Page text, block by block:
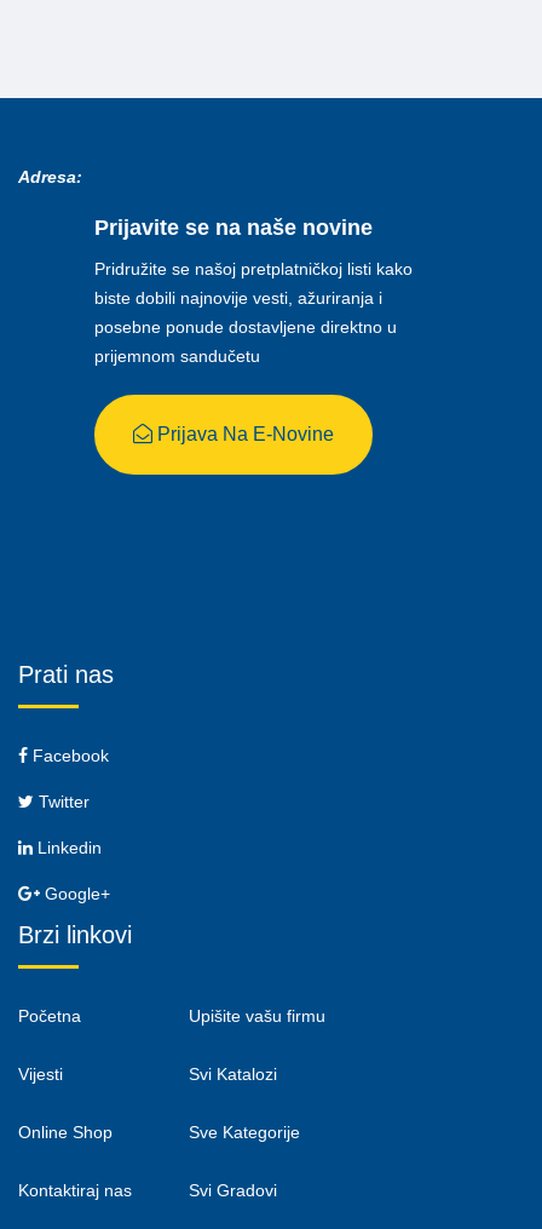
Adresa:
Prijavite se na naše novine
Pridružite se našoj pretplatničkoj listi kako
biste dobili najnovije vesti, ažuriranja i
posebne ponude dostavljene direktno u
prijemnom sandučetu
Prijava Na E-Novine
Prati nas
Facebook
Twitter
Linkedin
Google+
Brzi linkovi
Početna
Vijesti
Online Shop
Kontaktiraj nas
Upišite vašu firmu
Svi Katalozi
Sve Kategorije
Svi Gradovi